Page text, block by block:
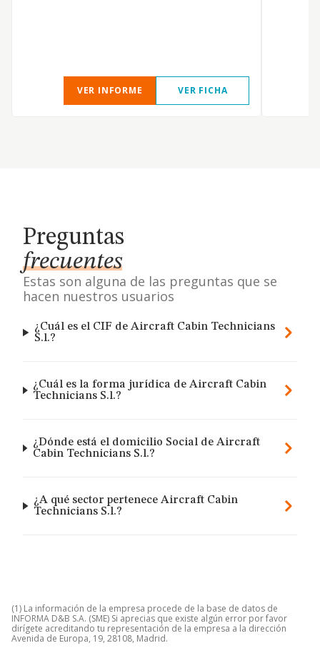
VER INFORME VER FICHA
Preguntas
frecuentes
Estas son alguna de las preguntas que se
hacen nuestros usuarios
¿Cuál es el CIF de Aircraft Cabin Technicians
S.l.?
¿Cuál es la forma jurídica de Aircraft Cabin
Technicians S.l.?
¿Dónde está el domicilio Social de Aircraft
Cabin Technicians S.l.?
¿A qué sector pertenece Aircraft Cabin
Technicians S.l.?
(1) La información de la empresa procede de la base de datos de
INFORMA D&B S.A. (SME) Si aprecias que existe algún error por favor
dirígete acreditando tu representación de la empresa a la dirección
Avenida de Europa, 19, 28108, Madrid.